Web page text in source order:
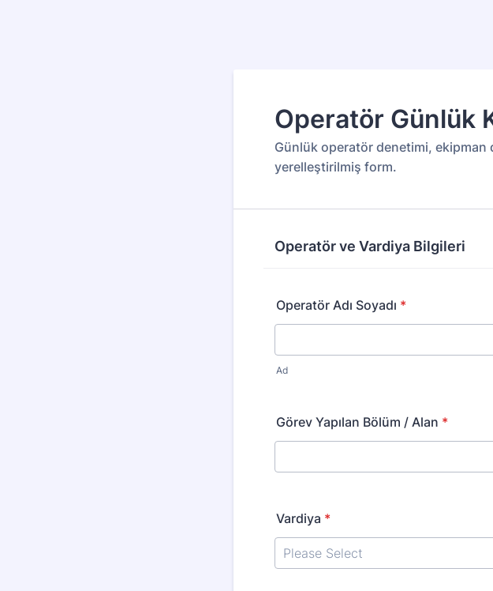
Operatör Günlük
Günlük operatör denetimi, ekipman
yerelleştirilmiş form.
Operatör ve Vardiya Bilgileri
Operatör Adı Soyadı *
Ad
Görev Yapılan Bölüm / Alan *
Vardiya *